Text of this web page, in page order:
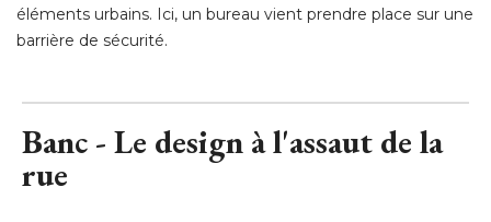
éléments urbains. Ici, un bureau vient prendre place sur une
barrière de sécurité.
Banc - Le design à l'assaut de la
rue